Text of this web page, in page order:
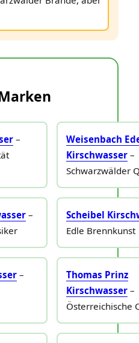
–
Weisenbach
Kirschwasser –
Schwarzwälder
–
Scheibel
Edle Brennkunst
–
Thomas Prinz
Kirschwasser –
Österreichische